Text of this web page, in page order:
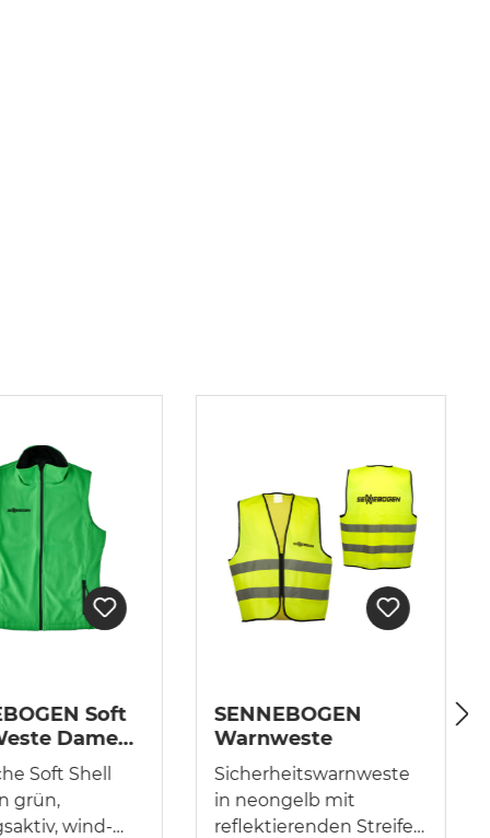
Soft
Damen
Soft Shell
grün,
wind-
SENNEBOGEN
Warnweste
Sicherheitswarnweste
in neongelb mit
reflektierenden Streifen